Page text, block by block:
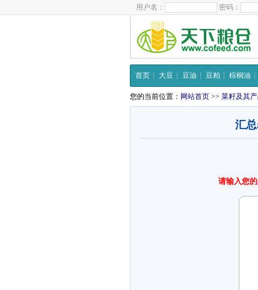
用户名： 密码：
首页 大豆 豆油 豆粕 棕榈油
您的当前位置： 网站首页 >> 菜籽及其
汇
请输入您